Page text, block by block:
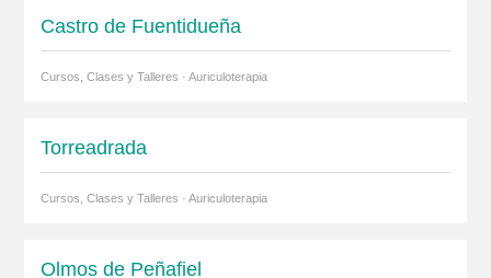
Castro de Fuentidueña
Cursos, Clases y Talleres · Auriculoterapia
Torreadrada
Cursos, Clases y Talleres · Auriculoterapia
Olmos de Peñafiel